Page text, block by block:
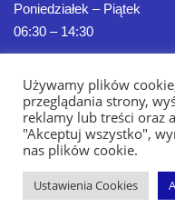
Poniedziałek – Piątek
06:30 – 14:30
Strona Główna
Używamy plików
przeglądania strony,
reklamy lub treści oraz
"Akceptuj wszystko",
nas plików cookie.
Ustawienia Cookies